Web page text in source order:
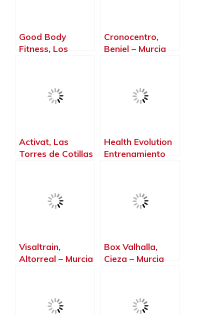
Good Body
Fitness, Los
Cronocentro,
Beniel – Murcia
Activat, Las
Torres de Cotillas
Health Evolution
Entrenamiento
Visaltrain,
Altorreal – Murcia
Box Valhalla,
Cieza – Murcia